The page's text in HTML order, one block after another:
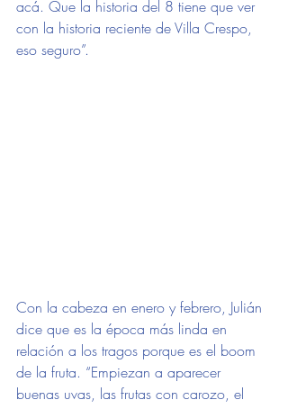
acá. Que la historia del 8 tiene que ver
con la historia reciente de Villa Crespo,
eso seguro”.
Con la cabeza en enero y febrero, Julián
dice que es la época más linda en
relación a los tragos porque es el boom
de la fruta. “Empiezan a aparecer
buenas uvas, las frutas con carozo, el